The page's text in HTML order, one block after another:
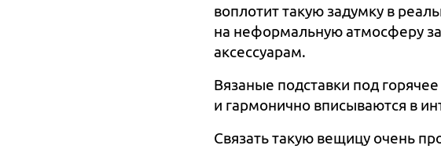
воплотит такую задумку в
на неформальную атмосферу
аксессуарам.
Вязаные подставки под
и гармонично вписываются в
Связать такую вещицу очень